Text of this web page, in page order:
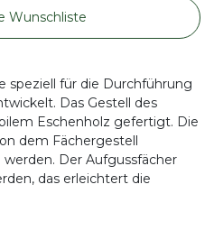
Wunschliste
speziell für die Durchführung
Das Gestell des
Eschenholz gefertigt. Die
dem Fächergestell
Der Aufgussfächer
das erleichtert die